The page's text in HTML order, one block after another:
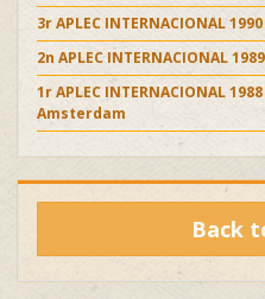
3r APLEC INTERNACIONAL
2n APLEC INTERNACIONAL
1r APLEC INTERNACIONAL
Amsterdam
Back